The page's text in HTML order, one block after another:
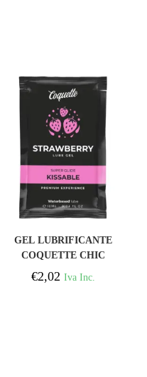
GEL LUBRIFICANTE
COQUETTE CHIC
DESIRE À BASE DE
ÁGUA KISSABLE
€2,02 Iva Inc.